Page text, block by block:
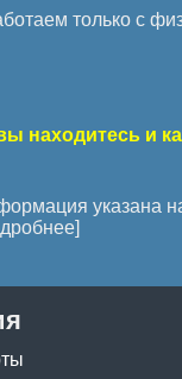
только с
находитесь и
указана
]